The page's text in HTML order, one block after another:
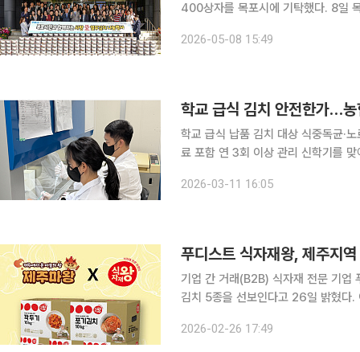
400상자를 목포시에 기탁했다. 8일 목포시에 따르면 목포농협은 지난 7일 열무김치 400상자를
됐다. 이번 나눔은 어버이날을 맞
2026-05-08 15:49
학교 급식 김치 안전한가…농
학교 급식 납품 김치 대상 식중독균·
료 포함 연 3회 이상 관리 신학기를 맞아 학교 급식에 납품되는 김치의 안전성을 점검하기 위한 농
2026-03-11 16:05
푸디스트 식자재왕, 제주지
기업 간 거래(B2B) 식자재 전문 기업
김치 5종을 선보인다고 26일 밝혔다. 이번 신제품 출시는 지난달 ‘안녕, 제주’ 브랜드데이에 이은
제주 지역 농가 및 제주농산물수급관
2026-02-26 17:49